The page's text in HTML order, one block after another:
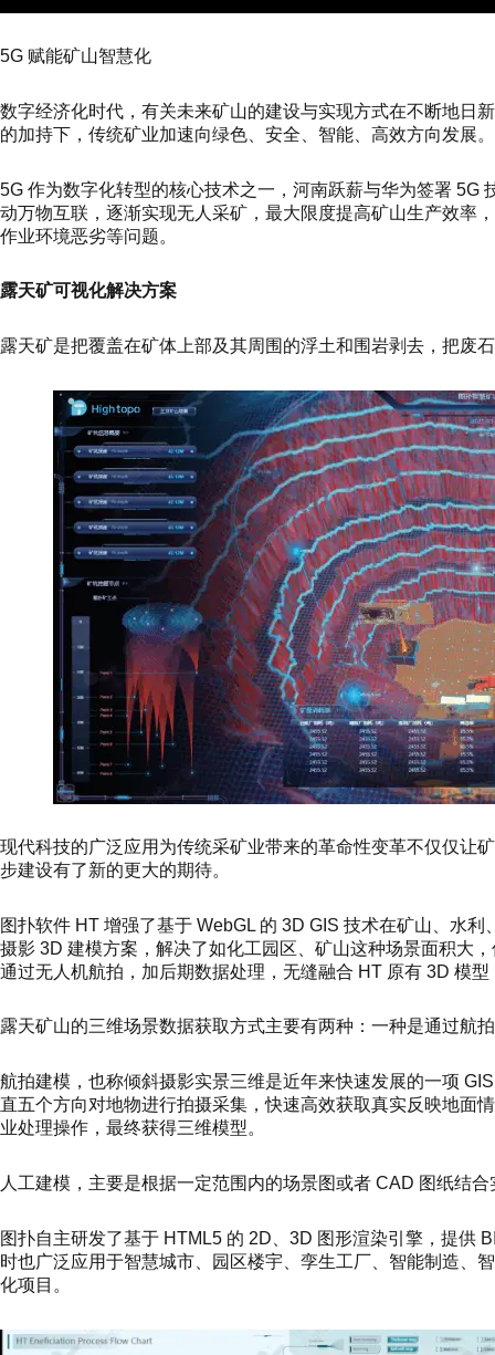
5G 赋能矿山智慧化
数字经济化时代，有关未来矿山的建设与实现方式在不断地日
的加持下，传统矿业加速向绿色、安全、智能、高效方向发展。
5G 作为数字化转型的核心技术之一，河南跃薪与华为签署 5G
动万物互联，逐渐实现无人采矿，最大限度提高矿山生产效率
作业环境恶劣等问题。
露天矿可视化解决方案
露天矿是把覆盖在矿体上部及其周围的浮土和围岩剥去，把废
现代科技的广泛应用为传统采矿业带来的革命性变革不仅仅让
步建设有了新的更大的期待。
图扑软件 HT 增强了基于 WebGL 的 3D GIS 技术在矿山、水
摄影 3D 建模方案，解决了如化工园区、矿山这种场景面积大
通过无人机航拍，加后期数据处理，无缝融合 HT 原有 3D 模
露天矿山的三维场景数据获取方式主要有两种：一种是通过航
航拍建模，也称倾斜摄影实景三维是近年来快速发展的一项
直五个方向对地物进行拍摄采集，快速高效获取真实反映地面
业处理操作，最终获得三维模型。
人工建模，主要是根据一定范围内的场景图或者 CAD 图纸结
图扑自主研发了基于 HTML5 的 2D、3D 图形渲染引擎，提供
时也广泛应用于智慧城市、园区楼宇、孪生工厂、智能制造、
化项目。